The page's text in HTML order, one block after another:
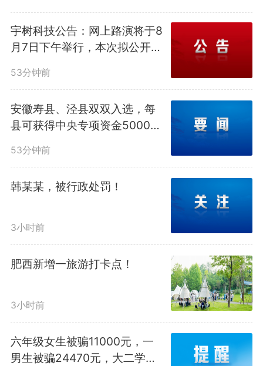
网络名人“明叔”：要向网民传
递正确理念和价值观
“明叔杂谈”账号负责人“明
叔”从事自媒体写作已近10年，专
注分析国内外热点事件，他对安徽
并不陌生。
“非常开心来到安徽，在我印
象中这是一个历史人文底蕴深厚的
地方，景色也非常优美。”说到安
徽，“明叔”侃侃而谈。“安徽近几年
的发展让人印象深刻，尤其是合
宇树科技公告：网上路演将于8
月7日下午举行，本次拟公开发
行后总股本的10.00%
53分钟前
安徽寿县、泾县双双入选，每
县可获得中央专项资金5000万
53分钟前
韩某某，被行政处罚！
3小时前
肥西新增一旅游打卡点！
3小时前
六年级女生被骗11000元，一
男生被骗24470元，大二学生